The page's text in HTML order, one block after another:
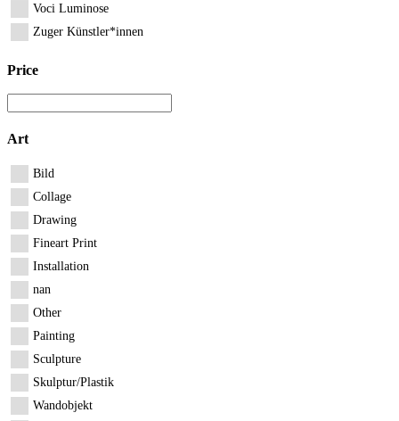
Voci Luminose
Zuger Künstler*innen
Price
Art
Bild
Collage
Drawing
Fineart Print
Installation
nan
Other
Painting
Sculpture
Skulptur/Plastik
Wandobjekt